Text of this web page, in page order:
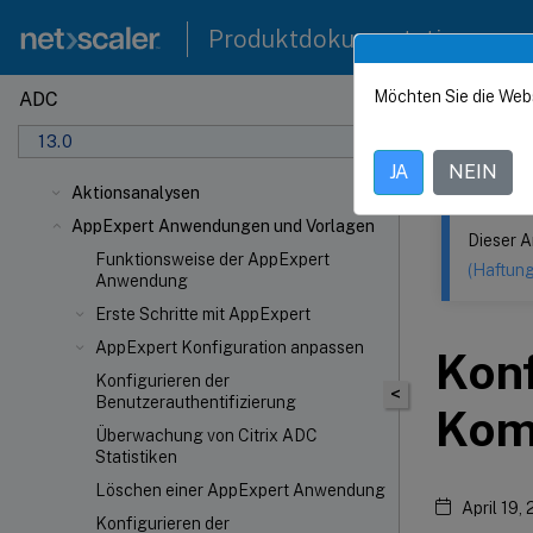
Produktdokumentation
ADC
13.0
Aktionsanalysen
AppExpert Anwendungen und Vorlagen
Funktionsweise der AppExpert
Anwendung
Erste Schritte mit AppExpert
AppExpert Konfiguration anpassen
Konfigurieren der
Benutzerauthentifizierung
Überwachung von Citrix ADC
Statistiken
Löschen einer AppExpert Anwendung
Konfigurieren der
Dieser Inhalt
<
Dieser
April 19,
Möchten Sie die
JA NEIN